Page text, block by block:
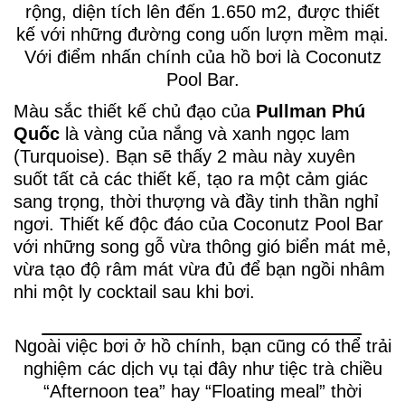
rộng, diện tích lên đến 1.650 m2, được thiết
kế với những đường cong uốn lượn mềm mại.
Với điểm nhấn chính của hồ bơi là Coconutz
Pool Bar.
Màu sắc thiết kế chủ đạo của Pullman Phú
Quốc là vàng của nắng và xanh ngọc lam
(Turquoise). Bạn sẽ thấy 2 màu này xuyên
suốt tất cả các thiết kế, tạo ra một cảm giác
sang trọng, thời thượng và đầy tinh thần nghỉ
ngơi. Thiết kế độc đáo của Coconutz Pool Bar
với những song gỗ vừa thông gió biển mát mẻ,
vừa tạo độ râm mát vừa đủ để bạn ngồi nhâm
nhi một ly cocktail sau khi bơi.
Ngoài việc bơi ở hồ chính, bạn cũng có thể trải
nghiệm các dịch vụ tại đây như tiệc trà chiều
“Afternoon tea” hay “Floating meal” thời